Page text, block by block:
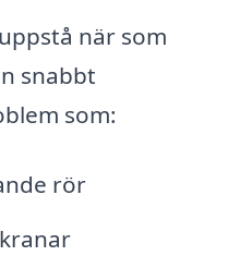
när som
snabbt
som:
rör